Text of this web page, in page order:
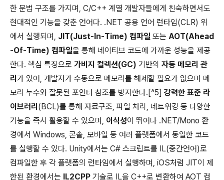
한 문법 구조를 가지며, C/C++ 계열 개발자들에게 친숙하면서도
현대적인 기능을 갖춘 언어다. .NET 공용 언어 런타임(CLR) 위
에서 실행되며, JIT(Just-In-Time) 컴파일 또는 AOT(Ahead
-Of-Time) 컴파일을 통해 네이티브 코드에 가까운 성능을 제공
한다. 핵심 특징으로 가비지 컬렉션(GC) 기반의 자동 메모리 관
리 가 있어, 개발자가 수동으로 메모리를 해제할 필요가 없으며 메
모리 누수와 잘못된 포인터 참조를 방지한다.[^5] 강력한 표준 라
이브러리 (BCL)를 통해 자료구조, 파일 처리, 네트워킹 등 다양한
기능을 즉시 활용할 수 있으며, 이식성이 뛰어나 .NET/Mono 환
경에서 Windows, 콘솔, 모바일 등 여러 플랫폼에서 동일한 코드
를 실행할 수 있다. Unity에서는 C# 스크립트를 IL(중간언어)로
컴파일한 후 각 플랫폼의 런타임에서 실행하며, iOS처럼 JIT이 제
한된 환경에서는
IL2CPP 기술로 IL을 C++로 변환하여 AOT 컴